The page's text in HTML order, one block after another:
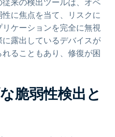
に焦点を当て、リスクに
ケーションを完全に無視
露出しているデバイスが
ることもあり、修復が困
脆弱性検出と